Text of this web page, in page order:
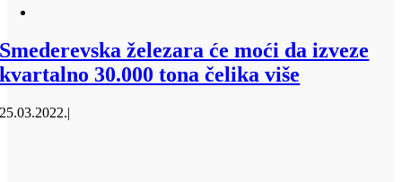
Smederevska železara će moći da izveze
kvartalno 30.000 tona čelika više
25.03.2022.|